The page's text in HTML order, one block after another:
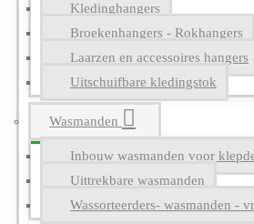
Kledinghangers
Broekenhangers - Rokhangers
Laarzen en accessoires hangers
Uitschuifbare kledingstok
Wasmanden
Inbouw wasmanden voor
Uittrekbare wasmanden
Wassorteerders- wasmanden -